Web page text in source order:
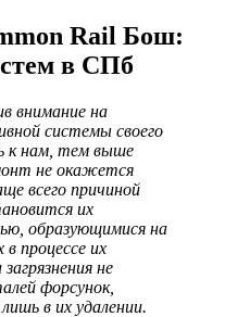
Rail Бош:
в СПб
внимание на
системы своего
к нам, тем выше
не окажется
всего причиной
их
образующимися на
в процессе их
не
форсунок,
в их удалении.